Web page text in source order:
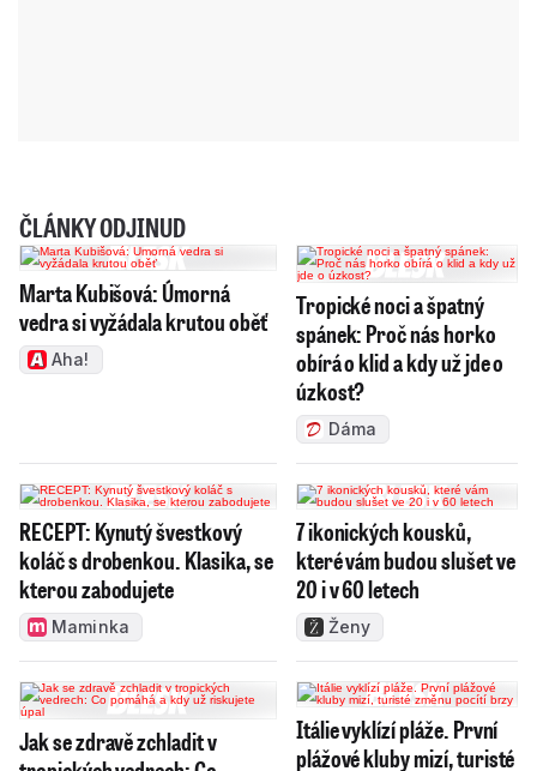
ČLÁNKY ODJINUD
Marta Kubišová: Úmorná
vedra si vyžádala krutou oběť
Aha!
Tropické noci a špatný
spánek: Proč nás horko
obírá o klid a kdy už jde o
úzkost?
Dáma
RECEPT: Kynutý švestkový
koláč s drobenkou. Klasika, se
kterou zabodujete
Maminka
7 ikonických kousků,
které vám budou slušet ve
20 i v 60 letech
Ženy
Jak se zdravě zchladit v
Itálie vyklízí pláže. První
plážové kluby mizí, turisté